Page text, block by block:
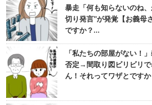
暴走「何も知らないのね
切り発言”が発覚【お義母
ですか？…
「私たちの部屋がない！
否定→間取り図ビリビリで
ん！それってワザとです